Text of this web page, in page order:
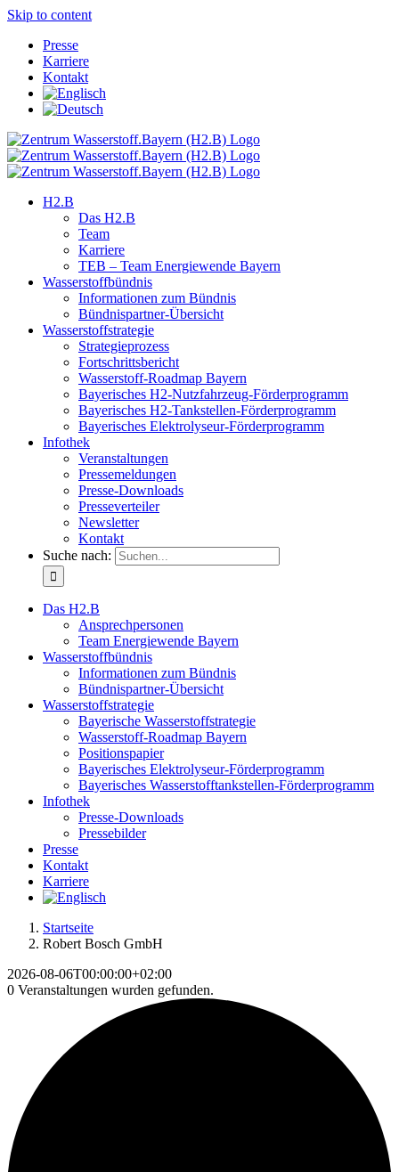
Skip to content
Presse
Karriere
Kontakt
H2.B
Das H2.B
Team
Karriere
TEB – Team Energiewende Bayern
Wasserstoffbündnis
Informationen zum Bündnis
Bündnispartner-Übersicht
Wasserstoffstrategie
Strategieprozess
Fortschrittsbericht
Wasserstoff-Roadmap Bayern
Bayerisches H2-Nutzfahrzeug-Förderprogramm
Bayerisches H2-Tankstellen-Förderprogramm
Bayerisches Elektrolyseur-Förderprogramm
Infothek
Veranstaltungen
Pressemeldungen
Presse-Downloads
Presseverteiler
Newsletter
Kontakt
Suche nach:
Das H2.B
Ansprechpersonen
Team Energiewende Bayern
Wasserstoffbündnis
Informationen zum Bündnis
Bündnispartner-Übersicht
Wasserstoffstrategie
Bayerische Wasserstoffstrategie
Wasserstoff-Roadmap Bayern
Positionspapier
Bayerisches Elektrolyseur-Förderprogramm
Bayerisches Wasserstofftankstellen-Förderprogramm
Infothek
Presse-Downloads
Pressebilder
Presse
Kontakt
Karriere
Startseite
Robert Bosch GmbH
2026-08-06T00:00:00+02:00
0 Veranstaltungen wurden gefunden.